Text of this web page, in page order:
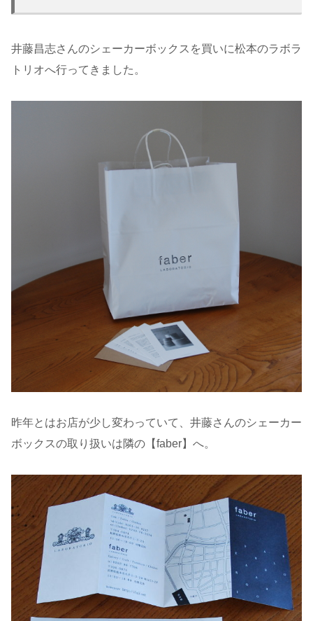
井藤昌志さんのシェーカーボックスを買いに松本のラボラ
トリオへ行ってきました。
昨年とはお店が少し変わっていて、井藤さんのシェーカー
ボックスの取り扱いは隣の【faber】へ。